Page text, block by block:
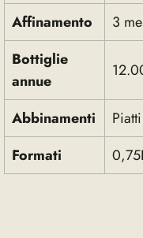
Affinamento
3
Bottiglie
annue
Abbinamenti
Formati